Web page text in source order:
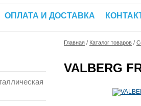
ОПЛАТА И ДОСТАВКА
Главная / Каталог товаров /
VALBERG